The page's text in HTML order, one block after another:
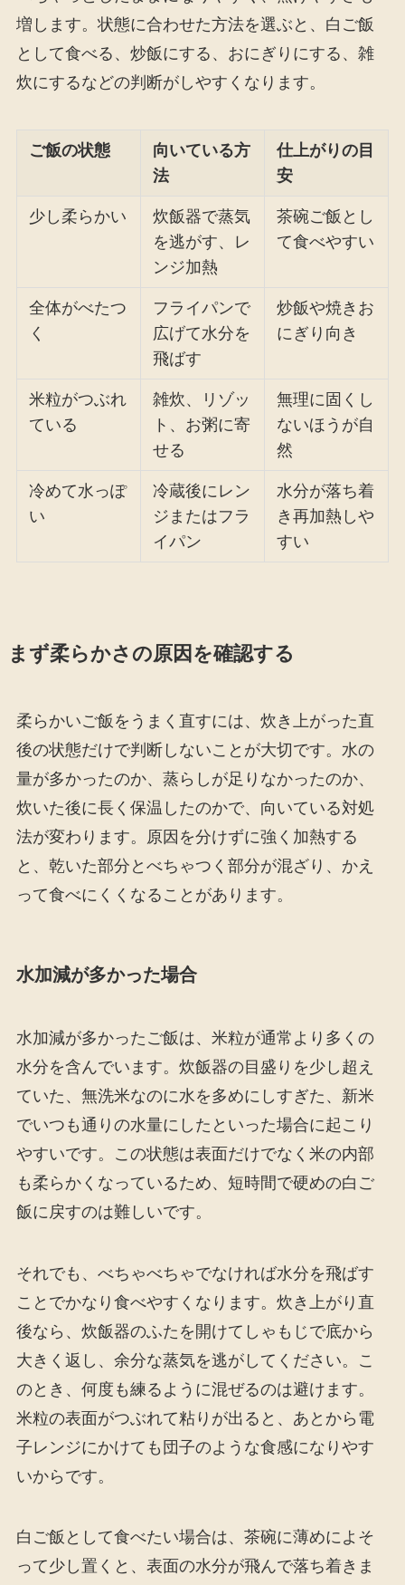
増します。状態に合わせた方法を選ぶと、白ご飯
として食べる、炒飯にする、おにぎりにする、雑
炊にするなどの判断がしやすくなります。
ご飯の状態
向いている方
法
仕上がりの目
安
少し柔らかい
炊飯器で蒸気
を逃がす、レ
ンジ加熱
茶碗ご飯とし
て食べやすい
全体がべたつ
く
フライパンで
広げて水分を
飛ばす
炒飯や焼きお
にぎり向き
米粒がつぶれ
ている
雑炊、リゾッ
ト、お粥に寄
せる
無理に固くし
ないほうが自
然
冷めて水っぽ
い
冷蔵後にレン
ジまたはフラ
イパン
水分が落ち着
き再加熱しや
すい
まず柔らかさの原因を確認する
柔らかいご飯をうまく直すには、炊き上がった直
後の状態だけで判断しないことが大切です。水の
量が多かったのか、蒸らしが足りなかったのか、
炊いた後に長く保温したのかで、向いている対処
法が変わります。原因を分けずに強く加熱する
と、乾いた部分とべちゃつく部分が混ざり、かえ
って食べにくくなることがあります。
水加減が多かった場合
水加減が多かったご飯は、米粒が通常より多くの
水分を含んでいます。炊飯器の目盛りを少し超え
ていた、無洗米なのに水を多めにしすぎた、新米
でいつも通りの水量にしたといった場合に起こり
やすいです。この状態は表面だけでなく米の内部
も柔らかくなっているため、短時間で硬めの白ご
飯に戻すのは難しいです。
それでも、べちゃべちゃでなければ水分を飛ばす
ことでかなり食べやすくなります。炊き上がり直
後なら、炊飯器のふたを開けてしゃもじで底から
大きく返し、余分な蒸気を逃がしてください。こ
のとき、何度も練るように混ぜるのは避けます。
米粒の表面がつぶれて粘りが出ると、あとから電
子レンジにかけても団子のような食感になりやす
いからです。
白ご飯として食べたい場合は、茶碗に薄めによそ
って少し置くと、表面の水分が飛んで落ち着きま